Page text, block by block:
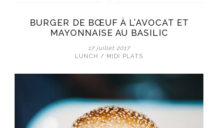
BURGER DE BŒUF À L’AVOCAT ET
MAYONNAISE AU BASILIC
17 juillet 2017
LUNCH / MIDI
PLATS